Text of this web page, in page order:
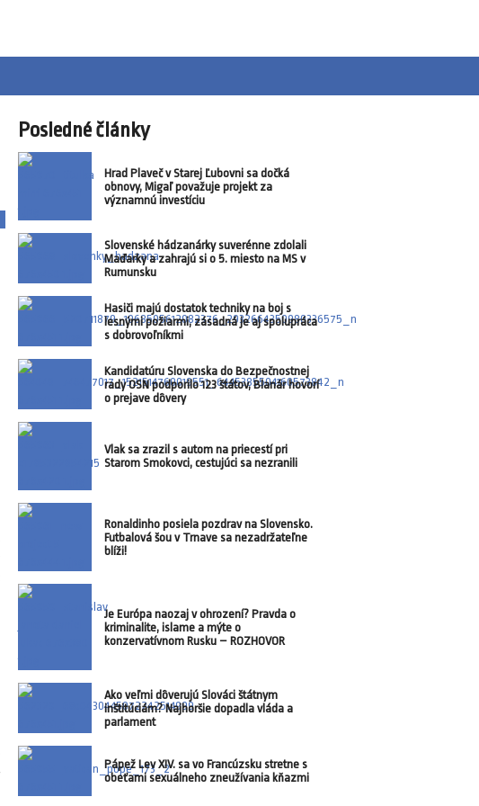
Posledné články
Hrad Plaveč v Starej Ľubovni sa dočká
obnovy, Migaľ považuje projekt za
významnú investíciu
Slovenské hádzanárky suverénne zdolali
Maďarky a zahrajú si o 5. miesto na MS v
Rumunsku
Hasiči majú dostatok techniky na boj s
lesnými požiarmi, zásadná je aj spolupráca
s dobrovoľníkmi
Kandidatúru Slovenska do Bezpečnostnej
rady OSN podporilo 123 štátov, Blanár hovorí
o prejave dôvery
Vlak sa zrazil s autom na priecestí pri
Starom Smokovci, cestujúci sa nezranili
Ronaldinho posiela pozdrav na Slovensko.
Futbalová šou v Trnave sa nezadržateľne
blíži!
Je Európa naozaj v ohrození? Pravda o
kriminalite, islame a mýte o
konzervatívnom Rusku – ROZHOVOR
Ako veľmi dôverujú Slováci štátnym
inštitúciám? Najhoršie dopadla vláda a
parlament
Pápež Lev XIV. sa vo Francúzsku stretne s
obeťami sexuálneho zneužívania kňazmi